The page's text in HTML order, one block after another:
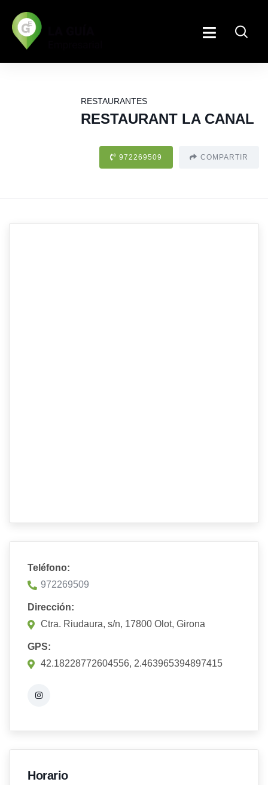
RESTAURANTES
RESTAURANT LA CANAL
972269509 COMPARTIR
Teléfono:
972269509
Dirección:
Ctra. Riudaura, s/n, 17800 Olot, Girona
GPS:
42.18228772604556, 2.463965394897415
Horario